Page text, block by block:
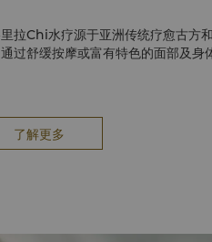
拉Chi水疗源于亚洲传统疗愈古方
过舒缓按摩或富有特色的面部及身
了解更多